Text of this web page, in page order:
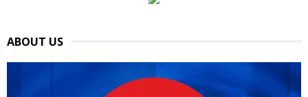
ABOUT US